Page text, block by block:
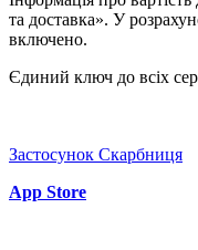
та доставка». У
включено.
Єдиний ключ до всіх
Застосунок Скарбниця
App Store